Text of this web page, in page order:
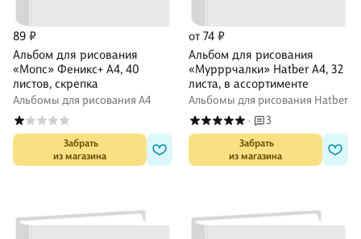
89 ₽
Альбом для рисования
«Мопс» Феникс+ А4, 40
листов, скрепка
Альбомы для рисования А4
Забрать
из магазина
от 74 ₽
Альбом для рисования
«Мурррчалки» Hatber А4, 32
листа, в ассортименте
Альбомы для рисования Hatber
· 3
Забрать
из магазина